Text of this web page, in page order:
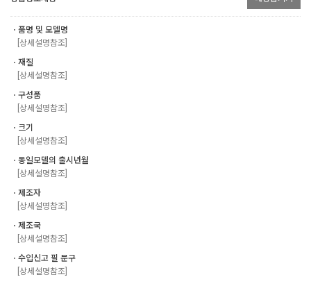
ㆍ품명 및 모델명
[상세설명참조]
ㆍ재질
[상세설명참조]
ㆍ구성품
[상세설명참조]
ㆍ크기
[상세설명참조]
ㆍ동일모델의 출시년월
[상세설명참조]
ㆍ제조자
[상세설명참조]
ㆍ제조국
[상세설명참조]
ㆍ수입신고 필 문구
[상세설명참조]